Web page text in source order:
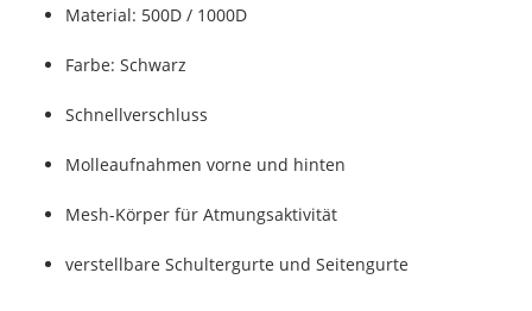
Material: 500D / 1000D
Farbe: Schwarz
Schnellverschluss
Molleaufnahmen vorne und hinten
Mesh-Körper für Atmungsaktivität
verstellbare Schultergurte und Seitengurte